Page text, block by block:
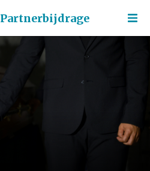
Partnerbijdrage